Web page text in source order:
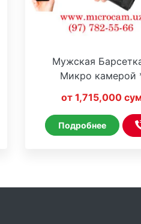
Мужская
Микро камерой
от 1,715,000
Подробнее